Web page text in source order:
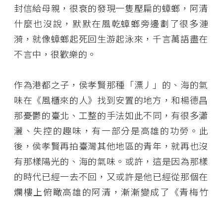
封信給母親，很衰的發現一隻壓扁的蟑螂，阿清
什麼也沒說，默默在風乾蟑螂旁邊劃了很多漣
漪，就像蟑螂起死回生游起泳來，千言萬語盡在
不言中，很歡樂的。
作為港都之子，侯孝賢那種「漂丿」的、海的氣
味在《風櫃來的人》找到安置的地方，和楊德昌
那憂鬱的臺北、工整的手法如此不同，有很多瀟
灑、失控的趣味，有一部分是高雄的功勞。此
後，侯孝賢再拍臺灣其他地區的青年，就再也沒
有那樣陽光的、海的氣味。或許，這是因為那樣
的時代已經一去不回，又或許是他已經從那個在
爛樓上俯瞰高雄的阿清，漸漸變成了《青梅竹